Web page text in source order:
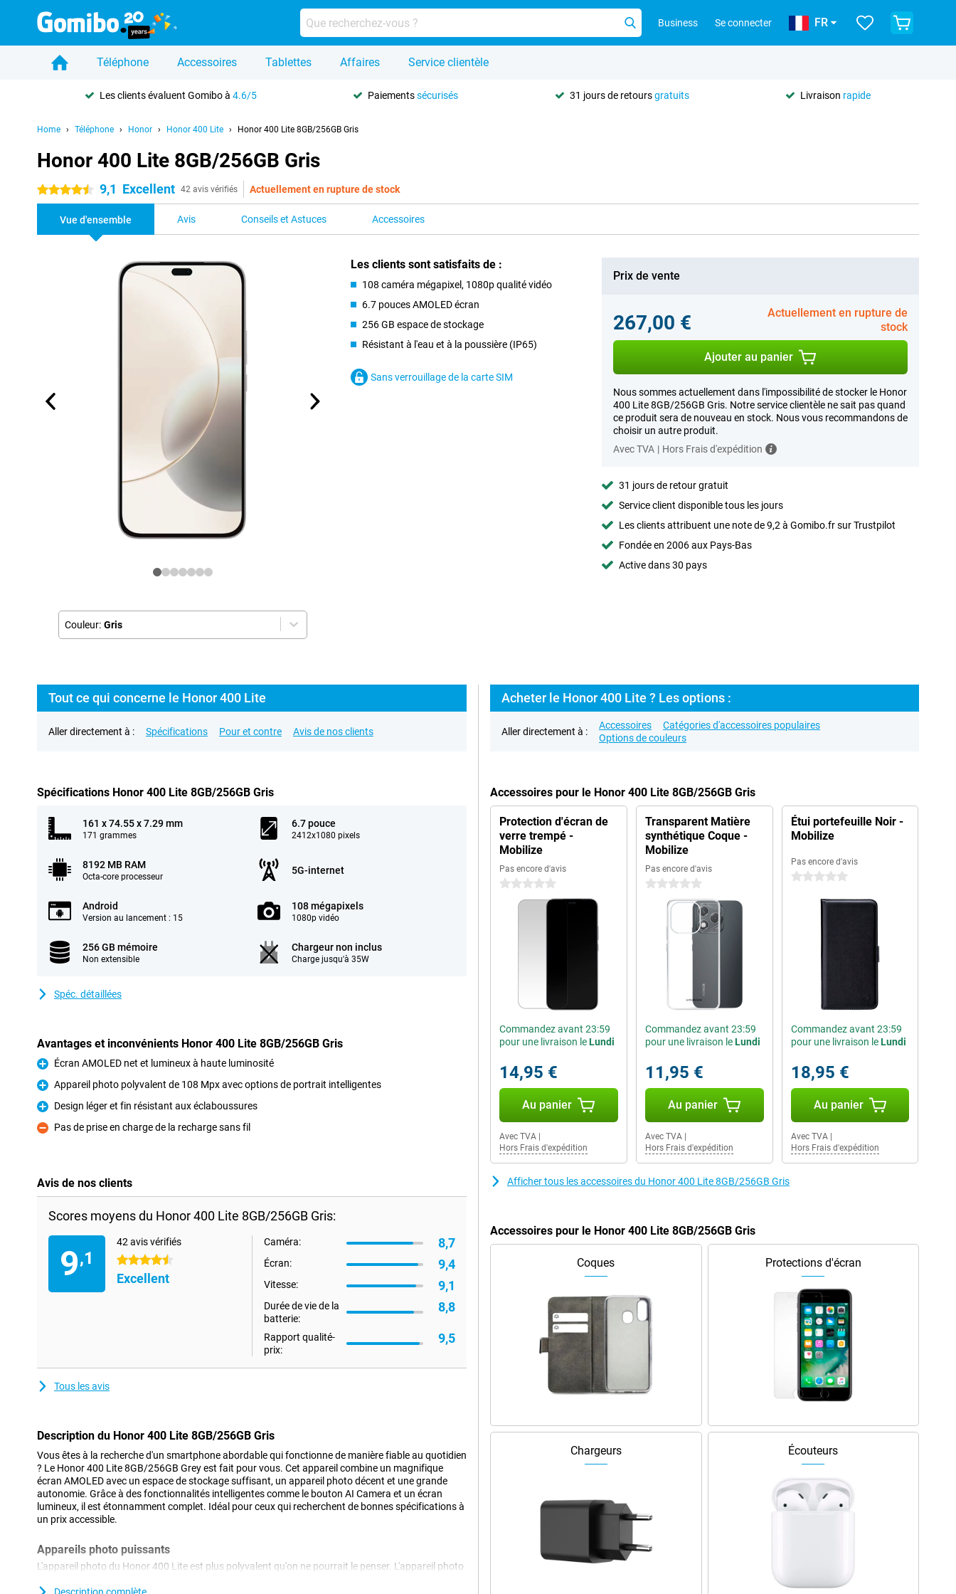
Business Se connecter FR
Téléphone Accessoires Tablettes Affaires Service clientèle
Les clients évaluent Gomibo à4.6/5 Paiementssécurisés 31 jours de retoursgratuits Livraison rapide
Home Téléphone Honor Honor 400 Lite Honor 400 Lite 8GB/256GB Gris
Honor 400 Lite 8GB/256GB Gris
4.5 étoiles 9,1 Excellent 42 avis vérifiés Actuellement en rupture de stock
Vue d'ensemble Avis Conseils et Astuces Accessoires
Couleur: Gris
Les clients sont satisfaits de :
108 caméra mégapixel, 1080p qualité vidéo
6.7 pouces AMOLED écran
256 GB espace de stockage
Résistant à l'eau et à la poussière (IP65)
Sans verrouillage de la carte SIM
Prix de vente
267,00 €
Actuellement en rupture de
stock
Ajouter au panier
Nous sommes actuellement dans l'impossibilité de stocker le Honor
400 Lite 8GB/256GB Gris. Notre service clientèle ne sait pas quand
ce produit sera de nouveau en stock. Nous vous recommandons de
choisir un autre produit.
Avec TVA | Hors Frais d'expédition
31 jours de retour gratuit
Service client disponible tous les jours
Les clients attribuent une note de 9,2 à Gomibo.fr sur Trustpilot
Fondée en 2006 aux Pays-Bas
Active dans 30 pays
Tout ce qui concerne le Honor 400 Lite
Aller directement à : Spécifications Pour et contre Avis de nos clients
Spécifications Honor 400 Lite 8GB/256GB Gris
161 x 74.55 x 7.29 mm
171 grammes
6.7 pouce
2412x1080 pixels
8192 MB RAM
Octa-core processeur
5G-internet
Android
Version au lancement : 15
108 mégapixels
1080p vidéo
256 GB mémoire
Non extensible
Chargeur non inclus
Charge jusqu'à 35W
Spéc. détaillées
Avantages et inconvénients Honor 400 Lite 8GB/256GB Gris
Pour
Écran AMOLED net et lumineux à haute luminosité
Pour
Appareil photo polyvalent de 108 Mpx avec options de portrait intelligentes
Pour
Design léger et fin résistant aux éclaboussures
Contre
Pas de prise en charge de la recharge sans fil
Avis de nos clients
Scores moyens du Honor 400 Lite 8GB/256GB Gris:
9,1
42 avis vérifiés
4.5 étoiles
Excellent
Caméra: 8,7
Écran: 9,4
Vitesse: 9,1
Durée de vie de la
batterie:
8,8
Rapport qualité-
prix:
9,5
Tous les avis
Description du Honor 400 Lite 8GB/256GB Gris
Vous êtes à la recherche d'un smartphone abordable qui fonctionne de manière fiable au quotidien
? Le Honor 400 Lite 8GB/256GB Grey est fait pour vous. Cet appareil combine un magnifique
écran AMOLED avec un espace de stockage suffisant, un appareil photo décent et une grande
autonomie. Grâce à des fonctionnalités intelligentes comme le bouton AI Camera et un écran
lumineux, il est étonnamment complet. Idéal pour ceux qui recherchent de bonnes spécifications à
un prix accessible.
Appareils photo puissants
L'appareil photo du Honor 400 Lite est plus polyvalent qu'on ne pourrait le penser. L'appareil photo
Acheter le Honor 400 Lite ? Les options :
Aller directement à :
Accessoires
Catégories d'accessoires populaires
Options de couleurs
Accessoires pour le Honor 400 Lite 8GB/256GB Gris
Protection d'écran de
verre trempé -
Mobilize
Pas encore d'avis
0 étoiles
Commandez avant 23:59
pour une livraison leLundi
14,95 €
Au panier
Avec TVA
Hors Frais d'expédition
Transparent Matière
synthétique Coque -
Mobilize
Pas encore d'avis
0 étoiles
Commandez avant 23:59
pour une livraison leLundi
11,95 €
Au panier
Avec TVA|
Hors Frais d'expédition
Étui portefeuille Noir -
Mobilize
Pas encore d'avis
0 étoiles
Commandez avant 23:59
pour une livraison leLundi
18,95 €
Au panier
Avec TVA|
Hors Frais d'expédition
Afficher tous les accessoires du Honor 400 Lite 8GB/256GB Gris
Accessoires pour le Honor 400 Lite 8GB/256GB Gris
Coques Protections d'écran
Chargeurs Écouteurs